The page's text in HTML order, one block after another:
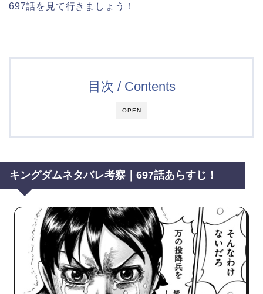
697話を見て行きましょう！
OPEN
目次 / Contents
キングダムネタバレ考察｜697話あらすじ！